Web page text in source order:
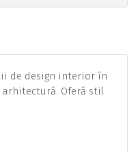
de design interior în
Oferă stil